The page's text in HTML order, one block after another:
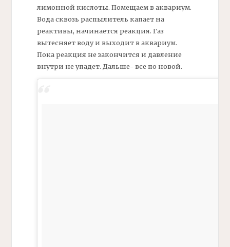
лимонной кислоты. Помещаем в аквариум.
Вода сквозь распылитель капает на
реактивы, начинается реакция. Газ
вытесняет воду и выходит в аквариум.
Пока реакция не закончится и давление
внутри не упадет. Дальше- все по новой.